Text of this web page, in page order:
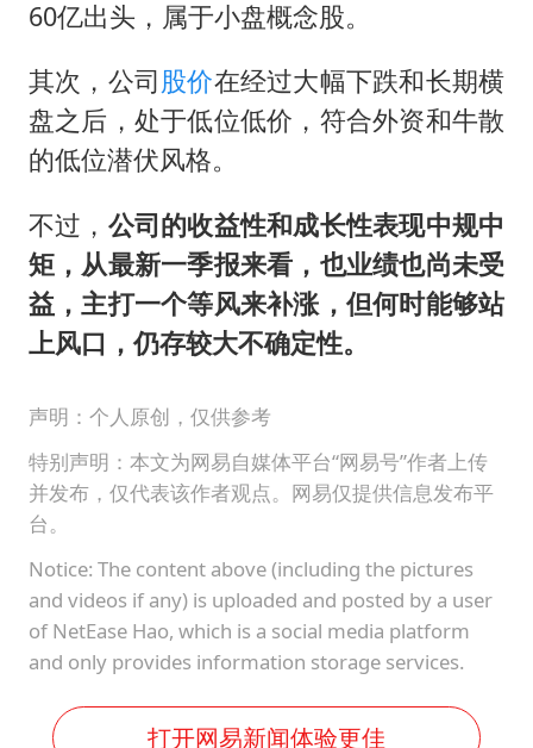
60亿出头，属于小盘概念股。
其次，公司股价在经过大幅下跌和长期横
盘之后，处于低位低价，符合外资和牛散
的低位潜伏风格。
不过， 公司的收益性和成长性表现中规中
矩，从最新一季报来看，也业绩也尚未受
益，主打一个等风来补涨，但何时能够站
上风口，仍存较大不确定性。
声明：个人原创，仅供参考
特别声明：本文为网易自媒体平台“网易号”作者上传
并发布，仅代表该作者观点。网易仅提供信息发布平
台。
Notice: The content above (including the pictures
and videos if any) is uploaded and posted by a user
of NetEase Hao, which is a social media platform
and only provides information storage services.
打开网易新闻体验更佳